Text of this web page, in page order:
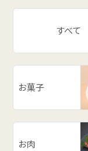
すべて
お菓子
お肉